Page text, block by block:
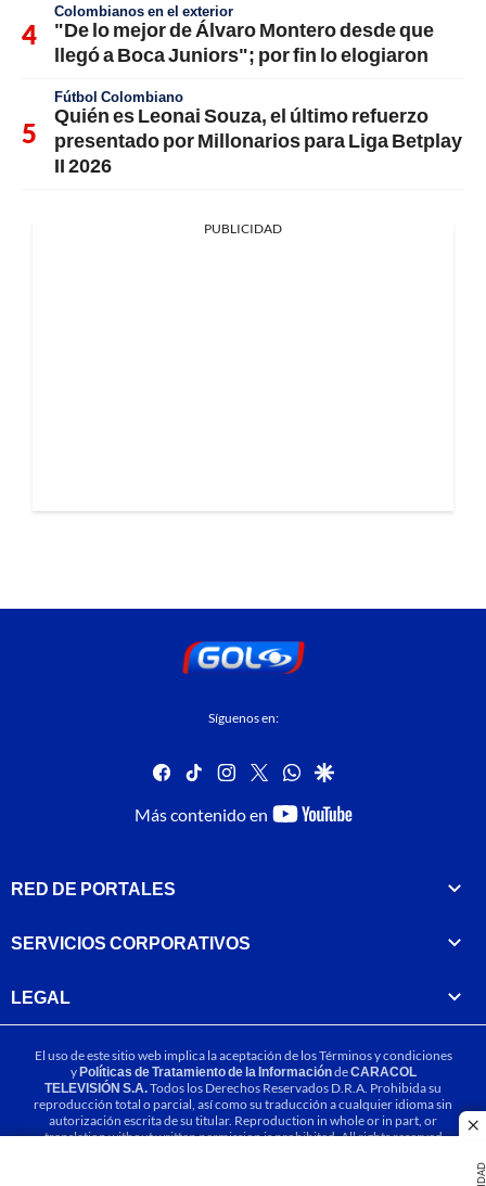
Colombianos en el exterior
"De lo mejor de Álvaro Montero desde que
llegó a Boca Juniors"; por fin lo elogiaron
Fútbol Colombiano
Quién es Leonai Souza, el último refuerzo
presentado por Millonarios para Liga Betplay
II 2026
PUBLICIDAD
Síguenos en:
facebook
tiktok instagram
twitterwhatsapp
google
Más contenido en
youtube-
RED DE PORTALES
SERVICIOS CORPORATIVOS
LEGAL
El uso de este sitio web implica la aceptación de losTérminos y condiciones
yPolíticas de Tratamiento de la InformacióndeCARACOL
TELEVISIÓN S.A.Todos los Derechos Reservados D.R.A. Prohibida su
reproducción total o parcial, así como su traducción a cualquier idioma sin
autorización escrita de su titular. Reproduction in whole or in part, or
translation without written permission is prohibited. All rights reserved